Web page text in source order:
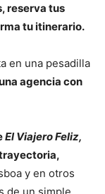
reserva tus
tu itinerario.
en una pesadilla
agencia con
El Viajero Feliz,
y en otros
de un simple